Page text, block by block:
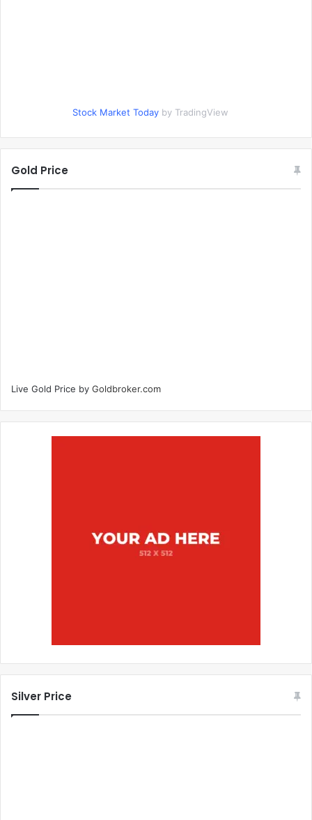
Stock Market Today by TradingView
Gold Price
Live Gold Price by Goldbroker.com
Silver Price